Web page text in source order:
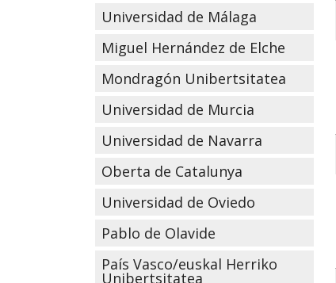
Universidad de Málaga
Miguel Hernández de Elche
Mondragón Unibertsitatea
Universidad de Murcia
Universidad de Navarra
Oberta de Catalunya
Universidad de Oviedo
Pablo de Olavide
País Vasco/euskal Herriko
Unibertsitatea